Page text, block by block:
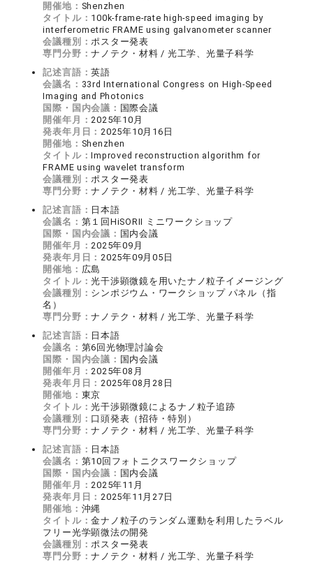
開催地： Shenzhen
タイトル： 100k-frame-rate high-speed imaging by
interferometric FRAME using galvanometer scanner
会議種別：ポスター発表
専門分野：ナノテク・材料 / 光工学、光量子科学
記述言語：英語
会議名： 33rd International Congress on High-Speed
Imaging and Photonics
国際・国内会議： 国際会議
開催年月：2025年10月
発表年月日：2025年10月16日
開催地： Shenzhen
タイトル：Improved reconstruction algorithm for
FRAME using wavelet transform
会議種別：ポスター発表
専門分野：ナノテク・材料 / 光工学、光量子科学
記述言語： 日本語
会議名： 第１回HiSORII ミニワークショップ
国際・国内会議： 国内会議
開催年月：2025年09月
発表年月日：2025年09月05日
開催地： 広島
タイトル：光干渉顕微鏡を用いたナノ粒子イメージング
会議種別： シンポジウム・ワークショップ パネル（指
名）
専門分野：ナノテク・材料 / 光工学、光量子科学
記述言語： 日本語
会議名： 第6回光物理討論会
国際・国内会議： 国内会議
開催年月：2025年08月
発表年月日：2025年08月28日
開催地： 東京
タイトル：光干渉顕微鏡によるナノ粒子追跡
会議種別： 口頭発表（招待・特別）
専門分野：ナノテク・材料 / 光工学、光量子科学
記述言語： 日本語
会議名： 第10回フォトニクスワークショップ
国際・国内会議： 国内会議
開催年月：2025年11月
発表年月日：2025年11月27日
開催地： 沖縄
タイトル：金ナノ粒子のランダム運動を利用したラベル
フリー光学顕微法の開発
会議種別：ポスター発表
専門分野：ナノテク・材料 / 光工学、光量子科学